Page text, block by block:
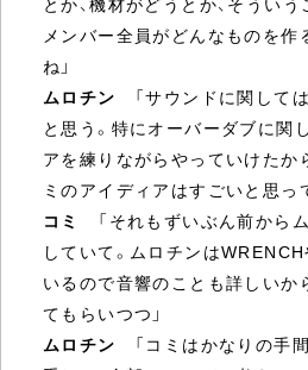
メンバー全員がどんなものを作
ね」
ムロチン 「サウンドに関して
と思う。特にオーバーダブに関
アを練りながらやっていけたか
ミのアイディアはすごいと思っ
コミ
「それもずいぶん前から
していて。ムロチンは
いるので音響のことも詳しいか
てもらいつつ」
ムロチン 「コミはかなりの手